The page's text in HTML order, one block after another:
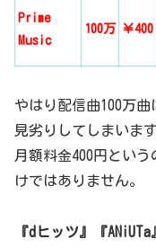
Prime
Music
100万 ￥400
やはり配信曲100万
見劣りしてしまいます
月額料金400円とい
けではありません。
『dヒッツ』『